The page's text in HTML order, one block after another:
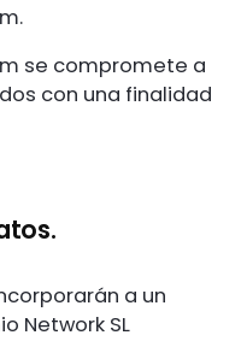
se compromete a
con una finalidad
a un
Network SL